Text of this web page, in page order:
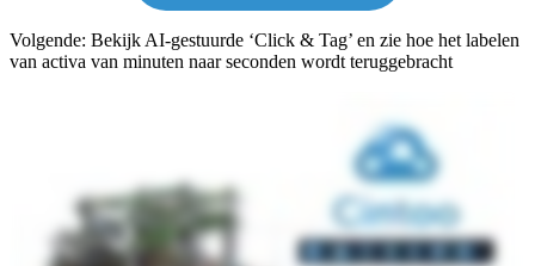
Volgende: Bekijk AI-gestuurde ‘Click & Tag’ en zie hoe het labelen
van activa van minuten naar seconden wordt teruggebracht